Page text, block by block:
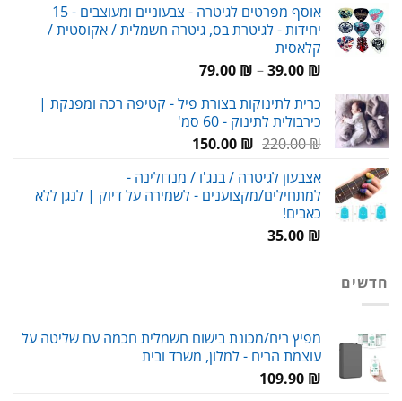
היה:
120.00 ₪.
הוא:
98.00 ₪.
אוסף מפרטים לגיטרה - צבעוניים ומעוצבים - 15
יחידות - לגיטרת בס, גיטרה חשמלית / אקוסטית /
קלאסית
39.00 ₪
–
79.00 ₪
טווח
עד
כרית לתינוקות בצורת פיל - קטיפה רכה ומפנקת |
כירבולית לתינוק - 60 סמ'
220.00₪
המחיר
היה:
220.00 ₪.
150.00 ₪
המחיר
הוא:
150.00 ₪.
אצבעון לגיטרה / בנג'ו / מנדולינה -
למתחילים/מקצוענים - לשמירה על דיוק | לנגן ללא
כאבים!
35.00 ₪
חדשים
מפיץ ריח/מכונת בישום חשמלית חכמה עם שליטה על
עוצמת הריח - למלון, משרד ובית
109.90 ₪